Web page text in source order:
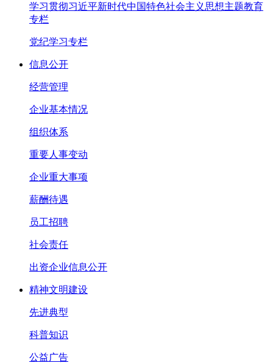
学习贯彻习近平新时代中国特色社会主义思想主题教育
专栏
党纪学习专栏
信息公开
经营管理
企业基本情况
组织体系
重要人事变动
企业重大事项
薪酬待遇
员工招聘
社会责任
出资企业信息公开
精神文明建设
先进典型
科普知识
公益广告